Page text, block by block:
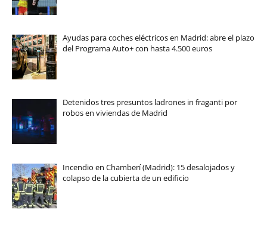
Ayudas para coches eléctricos en Madrid: abre el plazo
del Programa Auto+ con hasta 4.500 euros
Detenidos tres presuntos ladrones in fraganti por
robos en viviendas de Madrid
Incendio en Chamberí (Madrid): 15 desalojados y
colapso de la cubierta de un edificio